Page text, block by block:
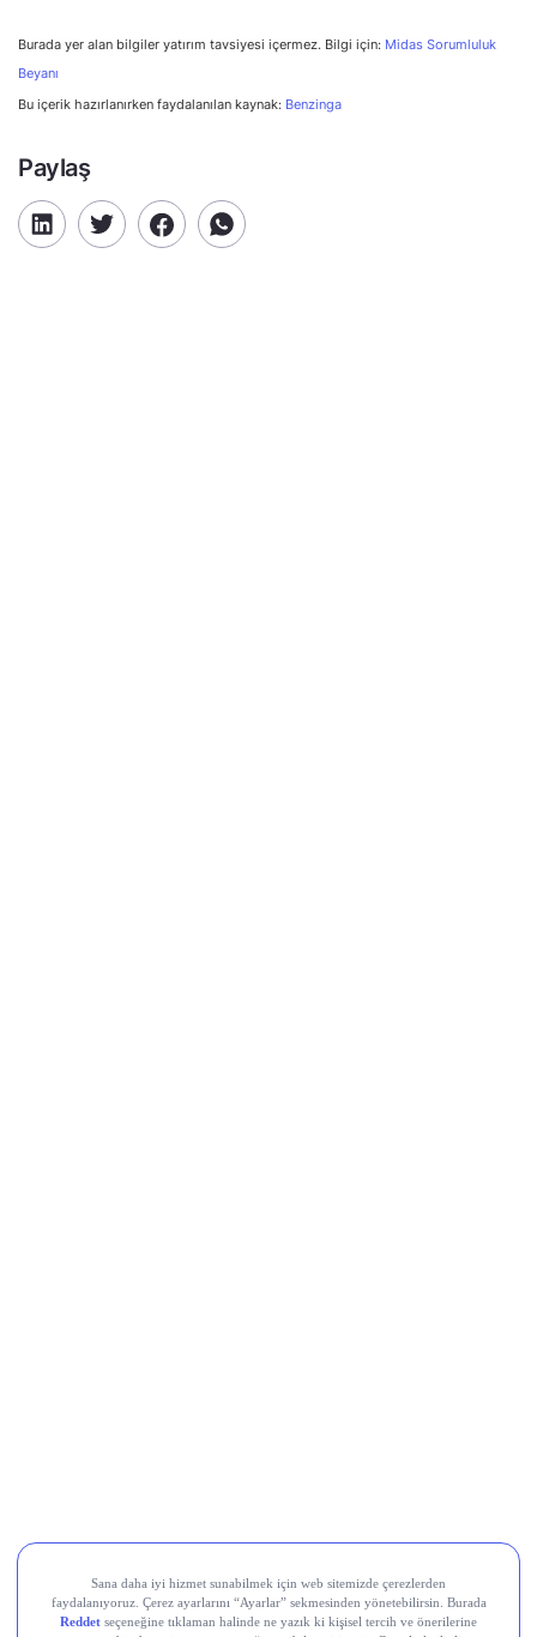
Burada yer alan bilgiler yatırım tavsiyesi içermez. Bilgi için: Midas Sorumluluk
Beyanı
Bu içerik hazırlanırken faydalanılan kaynak: Benzinga
Paylaş